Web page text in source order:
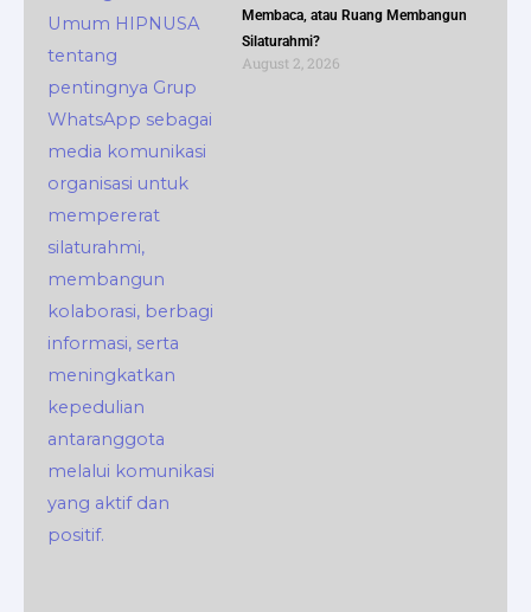
Membaca, atau Ruang Membangun
Silaturahmi?
August 2, 2026